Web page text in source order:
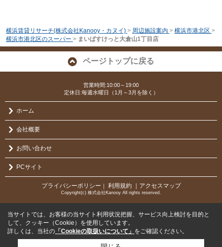
横浜賃貸リサーチ(株式会社Kanooy・カヌイ) > 周辺施設案内 > 横浜市港北区 >
横浜市港北区のスーパー > まいばすけっと大倉山1丁目店
ページトップに戻る
営業時間:10:00～19:00
定休日:毎週水曜日（1月～3月を除く）
ホーム
会社概要
お問い合わせ
PCサイト
プライバシーポリシー ｜ 利用規約 ｜アクセスマップ
Copyright(c) 株式会社Kanooy All rights reserved.
当サイトでは、お客様の当サイト利用状況把握、サービス向上検討を目的と
して、クッキー（Cookie）を使用しています。
詳しくは、当社の 「Cookieの取扱いについて」 をご確認ください。